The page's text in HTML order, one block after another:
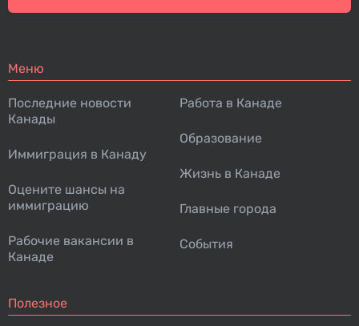
Меню
Последние новости
Канады
Иммиграция в Канаду
Оцените шансы на
иммиграцию
Рабочие вакансии в
Канаде
Работа в Канаде
Образование
Жизнь в Канаде
Главные города
События
Полезное